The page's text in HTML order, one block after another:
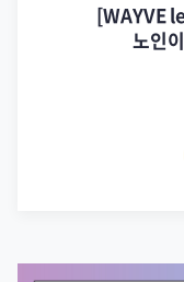
[WAYVE
노인